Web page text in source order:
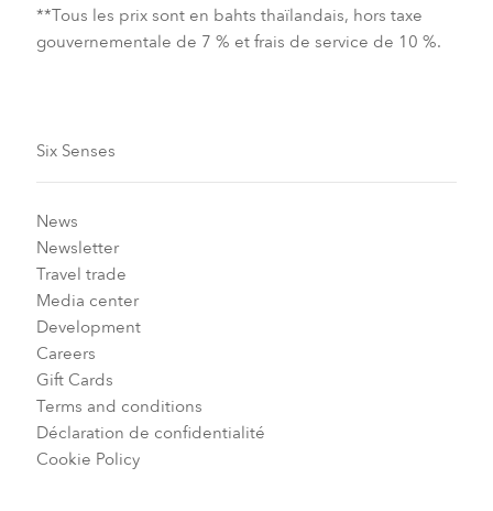
**Tous les prix sont en bahts thaïlandais, hors taxe
gouvernementale de 7 % et frais de service de 10 %.
Six Senses
News
Newsletter
Travel trade
Media center
Development
Careers
Gift Cards
Terms and conditions
Déclaration de confidentialité
Cookie Policy